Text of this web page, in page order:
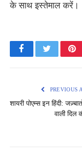
के साथ इस्तेमाल करें।
FacebookTwitter
PREVIOUS
शायरी पोएम्स इन हिंदी:
वाली दिल